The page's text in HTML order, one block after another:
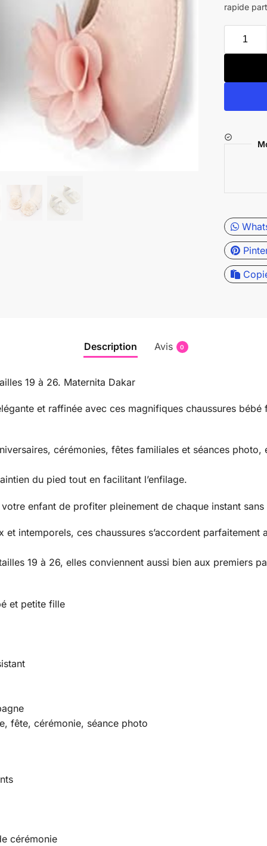
rapide
Description Avis 0
19 à 26. Maternita Dakar
et raffinée avec ces magnifiques chaussures bébé
cérémonies, fêtes familiales et séances
du pied tout en facilitant l’enfilage.
enfant de profiter pleinement de chaque instant sans
intemporels, ces chaussures s’accordent parfaitement
19 à 26, elles conviennent aussi bien aux premiers
et petite fille
fête, cérémonie, séance photo
cérémonie